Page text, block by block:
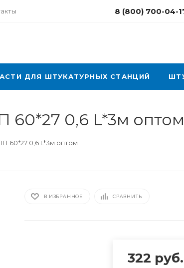
8 (800) 700-04-
ДЛЯ ШТУКАТУРНЫХ СТАНЦИЙ
0,6 L*3м оптом
60*27 0,6 L*3м оптом
В ИЗБРАННОЕ СРАВНИТЬ
322 руб.